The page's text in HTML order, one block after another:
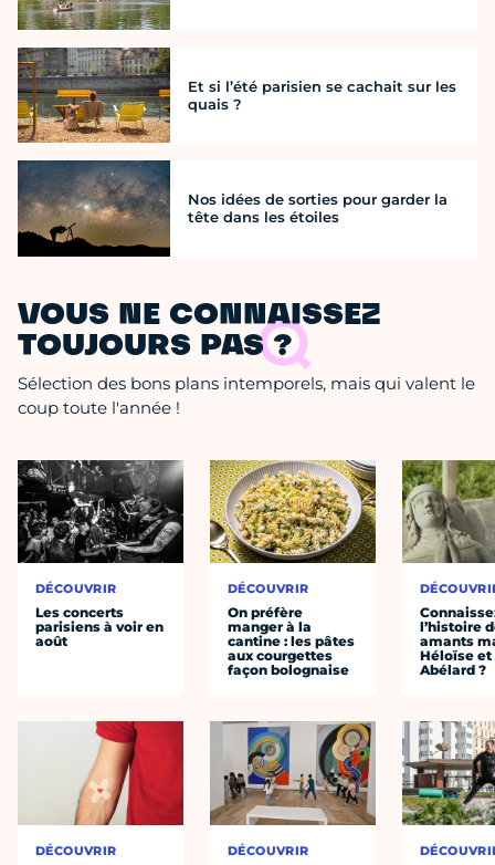
Et si l’été parisien se cachait sur les
quais ?
Nos idées de sorties pour garder la
tête dans les étoiles
VOUS NE CONNAISSEZ
TOUJOURS PAS ?
Sélection des bons plans intemporels, mais qui valent le
coup toute l'année !
DÉCOUVRIR
Les concerts
parisiens à voir en
août
DÉCOUVRIR
DÉCOUVRIR
On préfère
manger à la
cantine : les pâtes
aux courgettes
façon bolognaise
DÉCOUVRIR
l’histoire
amants
Héloïse et
Abélard ?